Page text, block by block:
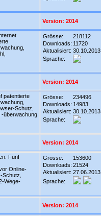
Version: 2014
Grösse:
218112
Downloads: 11720
Aktualisiert: 30.10.2013
Sprache:
Version: 2014
patentierte
Schutz,
-überwachung
Grösse:
234496
Downloads: 14983
Aktualisiert: 30.10.2013
Sprache:
Version: 2014
Fünf
Online-
Wege-
Grösse:
153600
Downloads: 21524
Aktualisiert: 27.06.2013
Sprache:
Version: 2014